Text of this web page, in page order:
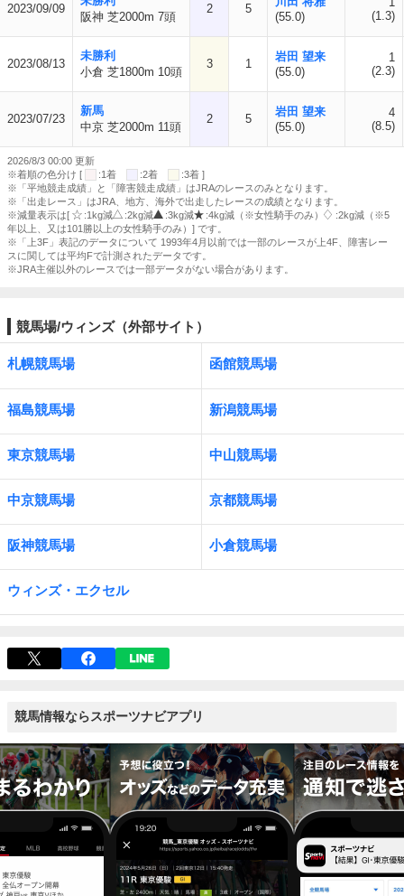
2023/09/09
阪神 芝2000m 7頭
2 5
(55.0)
(1.3)
2023/08/13
未勝利
小倉 芝1800m 10頭
3 1
岩田 望来
(55.0)
1
(2.3)
2023/07/23
新馬
中京 芝2000m 11頭
2 5
岩田 望来
(55.0)
4
(8.5)
2026/8/3 00:00 更新
※着順の色分け [
:1着 :2着
:3着 ]
※「平地競走成績」と「障害競走成績」はJRAのレースのみとなります。
※「出走レース」はJRA、地方、海外で出走したレースの成績となります。
※減量表示は[
:1kg減 :2kg減 :3kg減 :4kg減（※女性騎手のみ）
:2kg減（※5
年以上、又は101勝以上の女性騎手のみ）] です。
※「上3F」表記のデータについて 1993年4月以前では一部のレースが上4F、障害レー
スに関しては平均Fで計測されたデータです。
※JRA主催以外のレースでは一部データがない場合があります。
競馬場/ウィンズ（外部サイト）
札幌競馬場 函館競馬場
福島競馬場 新潟競馬場
東京競馬場 中山競馬場
中京競馬場 京都競馬場
阪神競馬場 小倉競馬場
ウィンズ・エクセル
競馬情報ならスポーツナビアプリ